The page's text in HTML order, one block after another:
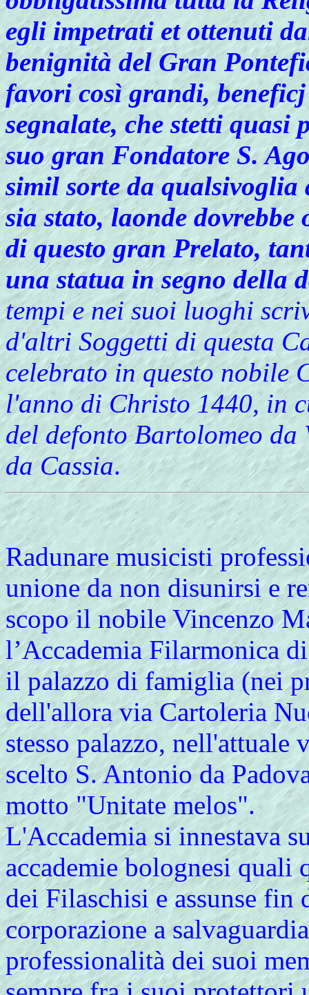
egli impetrati et ottenuti
benignità del Gran
favori così grandi,
segnalate, che stetti quasi
suo gran Fondatore S.
simil sorte da qualsivoglia
sia stato, laonde
di questo gran Prelato,
una statua in segno della
tempi e nei suoi luoghi
d'altri Soggetti di questa
celebrato in questo nobile
l'anno di Christo 1440, in
del defonto Bartolomeo
da Cassia.
Radunare musicisti
unione da non disunirsi e
scopo il nobile Vincenzo
l’Accademia Filarmonica
il palazzo di famiglia (nei
dell'allora via Cartoleria
stesso palazzo, nell'attuale
scelto S. Antonio da
motto "Unitate melos".
L'Accademia si innestava
accademie bolognesi
dei Filaschisi e assunse
corporazione a
professionalità dei suoi